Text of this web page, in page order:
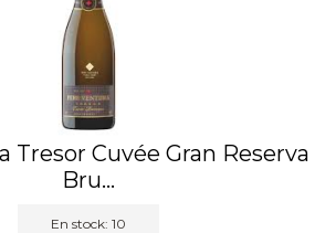
Tresor Cuvée Gran Reserva
Bru...
En stock: 10